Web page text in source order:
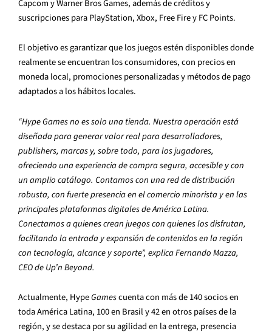
Capcom y Warner Bros Games, además de créditos y
suscripciones para PlayStation, Xbox, Free Fire y FC Points.
El objetivo es garantizar que los juegos estén disponibles donde
realmente se encuentran los consumidores, con precios en
moneda local, promociones personalizadas y métodos de pago
adaptados a los hábitos locales.
“Hype Games no es solo una tienda. Nuestra operación está
diseñada para generar valor real para desarrolladores,
publishers, marcas y, sobre todo, para los jugadores,
ofreciendo una experiencia de compra segura, accesible y con
un amplio catálogo. Contamos con una red de distribución
robusta, con fuerte presencia en el comercio minorista y en las
principales plataformas digitales de América Latina.
Conectamos a quienes crean juegos con quienes los disfrutan,
facilitando la entrada y expansión de contenidos en la región
con tecnología, alcance y soporte”, explica Fernando Mazza,
CEO de Up’n Beyond.
Actualmente, HypeGamescuenta con más de 140 socios en
toda América Latina, 100 en Brasil y 42 en otros países de la
región, y se destaca por su agilidad en la entrega, presencia